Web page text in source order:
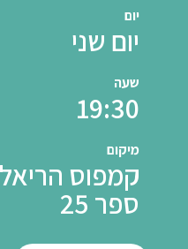
יום
יום שני
שעה
19:30
מיקום
קמפוס
ספר 25